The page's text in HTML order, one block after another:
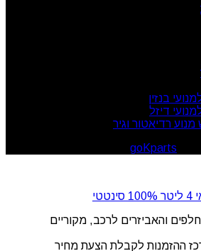
בנזין
דיזל
רדיאטור וגיר
goKparts
והאביזרים לרכב, מקוריים
ההזמנות לקבלת הצעת מחיר